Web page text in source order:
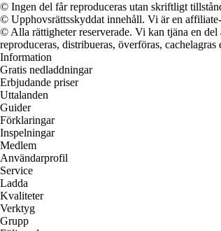
© Ingen del får reproduceras utan skriftligt
© Upphovsrättsskyddat innehåll. Vi är en
© Alla rättigheter reserverade. Vi kan tjäna en
reproduceras, distribueras, överföras,
Information
Gratis nedladdningar
Erbjudande priser
Uttalanden
Guider
Förklaringar
Inspelningar
Medlem
Användarprofil
Service
Ladda
Kvaliteter
Verktyg
Grupp